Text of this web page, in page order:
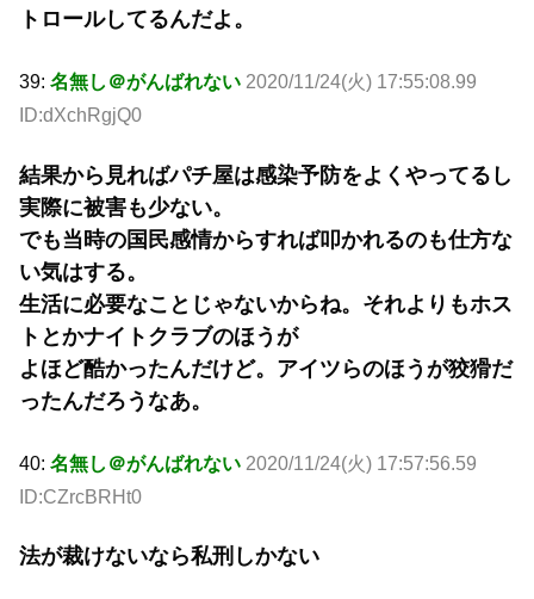
トロールしてるんだよ。
39: 名無し＠がんばれない 2020/11/24(火) 17:55:08.99
ID:dXchRgjQ0
結果から見ればパチ屋は感染予防をよくやってるし
実際に被害も少ない。
でも当時の国民感情からすれば叩かれるのも仕方な
い気はする。
生活に必要なことじゃないからね。それよりもホス
トとかナイトクラブのほうが
よほど酷かったんだけど。アイツらのほうが狡猾だ
ったんだろうなあ。
40: 名無し＠がんばれない 2020/11/24(火) 17:57:56.59
ID:CZrcBRHt0
法が裁けないなら私刑しかない